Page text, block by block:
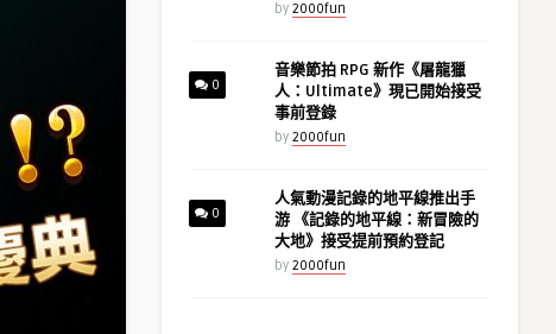
by 2000fun
0
音樂節拍 RPG 新作《屠龍獵
人：Ultimate》現已開始接受
事前登錄
by 2000fun
0
人氣動漫記錄的地平線推出手
游 《記錄的地平線：新冒險的
大地》接受提前預約登記
by 2000fun